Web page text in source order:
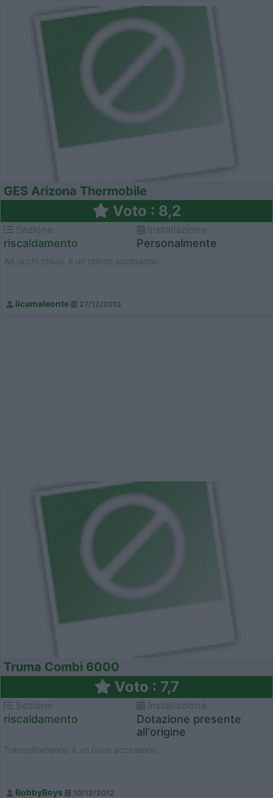
GES Arizona Thermobile
Voto : 8,2
riscaldamento Personalmente
Ad occhi chiusi, è un ottimo accessorio
ilcamaleonte 27/12/2013
Truma Combi 6000
Voto : 7,7
riscaldamento
Dotazione presente
all'origine
Tranquillamente, è un buon accessorio
BobbyBoys 10/12/2012